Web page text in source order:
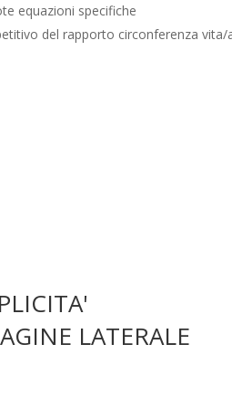
equazioni specifiche
del rapporto circonferenza vita/
LATERALE